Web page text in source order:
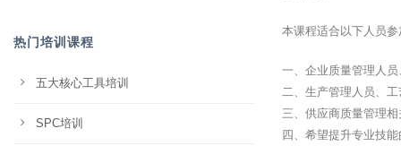
本课程适合以下人员参
一、企业质量管理人
二、生产管理人员、
三、供应商质量管理
四、希望提升专业技
热门培训课程
五大核心工具培训
SPC培训